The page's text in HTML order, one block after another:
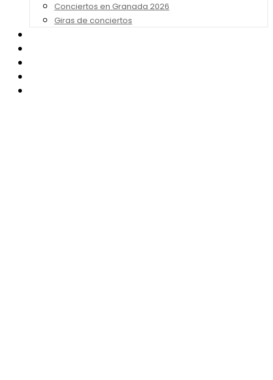
Conciertos en Granada 2026
Giras de conciertos